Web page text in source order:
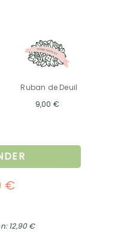
Ruban de Deuil
9,00 €
€
12,90 €